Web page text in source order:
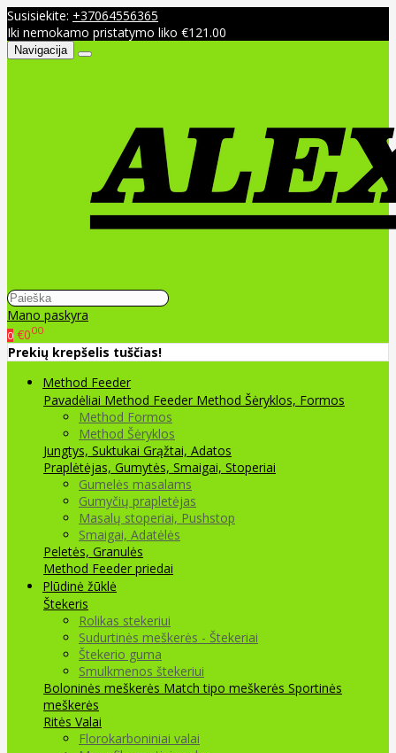
Susisiekite: +37064556365
Iki nemokamo pristatymo liko €121.00
Navigacija
Mano paskyra
0 €000
Prekių krepšelis tuščias!
Method Feeder
Pavadėliai Method Feeder Method Šėryklos, Formos
Method Formos
Method Šėryklos
Jungtys, Suktukai Grąžtai, Adatos
Praplėtėjas, Gumytės, Smaigai, Stoperiai
Gumelės masalams
Gumyčių prapletėjas
Masalų stoperiai, Pushstop
Smaigai, Adatėlės
Peletės, Granulės
Method Feeder priedai
Plūdinė žūklė
Štekeris
Rolikas stekeriui
Sudurtinės meškerės - Štekeriai
Štekerio guma
Smulkmenos štekeriui
Boloninės meškerės Match tipo meškerės Sportinės
meškerės
Ritės Valai
Florokarboniniai valai